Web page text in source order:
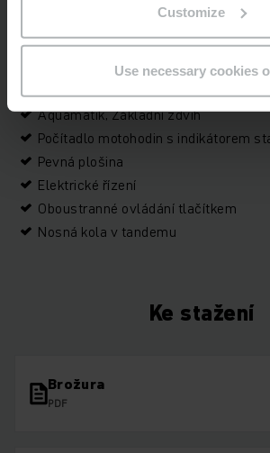
Customize
Use necessary cookies
98270691
Aquamatik, Základní zdvih
Počítadlo motohodin s indikátorem
Pevná plošina
Elektrické řízení
Oboustranné ovládání tlačítkem
Nosná kola v tandemu
Ke stažení
Brožura
PDF